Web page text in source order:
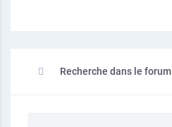
Recherche dans le forum